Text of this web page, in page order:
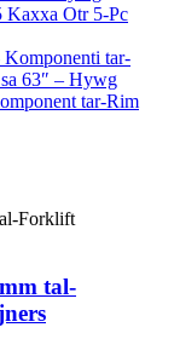
Kaxxa Otr 5-Pc
tar-Rim
tal-